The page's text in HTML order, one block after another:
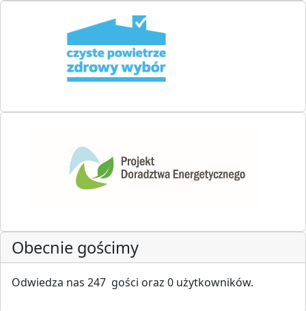
Obecnie gościmy
Odwiedza nas 247 gości oraz 0 użytkowników.